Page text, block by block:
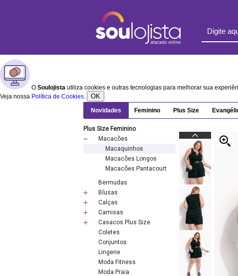
O Soulojista utiliza cookies e outras tecnologias para melhorar sua
Veja nossa Política de Cookies. OK
Novidades Feminino Plus Size
Plus Size Feminino
Macacões
Macaquinhos
Macacões Longos
Macacões Pantacourt
Bermudas
Blusas
Calças
Camisas
Casacos Plus Size
Coletes
Conjuntos
Lingerie
Moda Fitness
Moda Praia